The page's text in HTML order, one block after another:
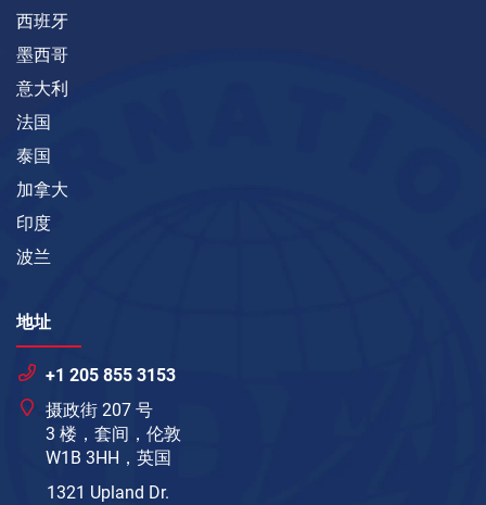
西班牙
墨西哥
意大利
法国
泰国
加拿大
印度
波兰
地址
+1 205 855 3153
摄政街 207 号
3 楼，套间，伦敦
W1B 3HH，英国
1321 Upland Dr.